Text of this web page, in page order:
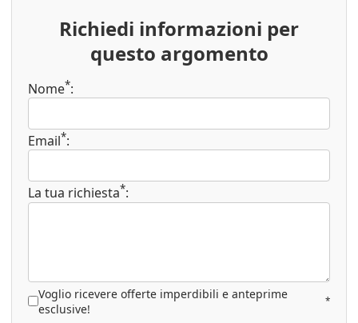
Richiedi informazioni per
questo argomento
Nome*:
Email*:
La tua richiesta*:
Voglio ricevere offerte imperdibili e anteprime
esclusive!
*